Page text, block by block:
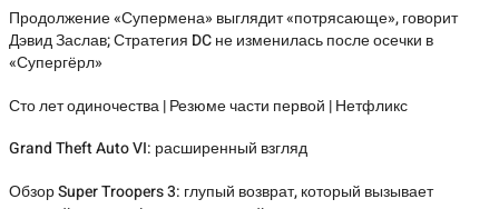
Продолжение «Супермена» выглядит «потрясающе», говорит
Дэвид Заслав; Стратегия DC не изменилась после осечки в
«Супергёрл»
Сто лет одиночества | Резюме части первой | Нетфликс
Grand Theft Auto VI: расширенный взгляд
Обзор Super Troopers 3: глупый возврат, который вызывает